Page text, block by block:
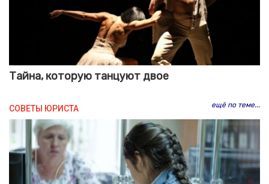
Тайна, которую танцуют двое
ещё по теме...
СОВЕТЫ ЮРИСТА